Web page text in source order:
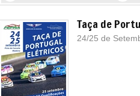
Taça de
24/25 de